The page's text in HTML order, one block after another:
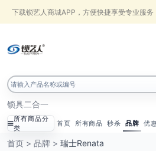
下载锁艺人商城APP，方便快捷享受专业服务
锁具二合一
所有商品分
类
首页 所有商品 秒杀 品牌 优
首页 > 品牌 > 瑞士Renata